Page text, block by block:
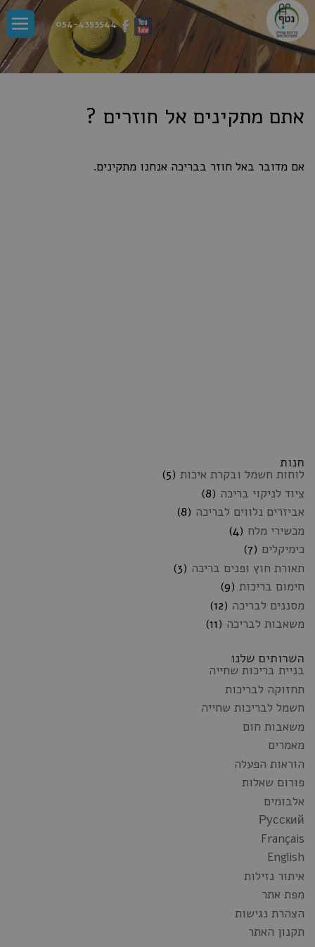
תחילתו
של
דף
אינטרנט,
לחץ
אנטר
תוכן
054-4353544
אתם מתקינים אל חוזרים ?
אם מדובר באל חוזר בבריכה אנחנו מתקינים.
חנות
לוחות חשמל ובקרת איכות (5)
ציוד לניקוי בריכה (8)
אביזרים נלווים לבריכה (8)
מכשירי מלח (4)
כימיקלים (7)
תאורת חוץ ופנים בריכה (3)
חימום בריכות (9)
מסננים לבריכה (12)
משאבות לבריכה (11)
השרותים שלנו
בניית בריכות שחייה
תחזוקה לבריכות
חשמל לבריכות שחייה
משאבות חום
מאמרים
הוראות הפעלה
פורום שאלות
אלבומים
Русский
Français
English
איתור נזילות
מפת אתר
הצהרת נגישות
תקנון האתר